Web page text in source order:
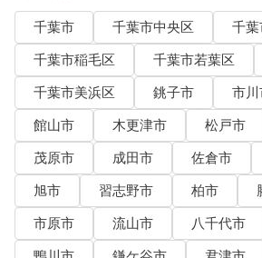
千葉市 千葉市中央区
千
千葉市稲毛区
千葉市若葉区
千葉市美浜区
銚子市 市川
館山市
木更津市 松戸市
茂原市
成田市 佐倉市
旭市
習志野市 柏市
市原市
流山市 八千代市